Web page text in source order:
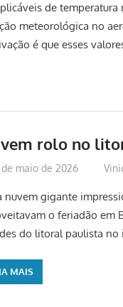
​​de temperatura
meteorológica no
é que esses
rolo no
de maio de 2026
nuvem gigante
o feriadão em
do litoral paulista no
MAIS